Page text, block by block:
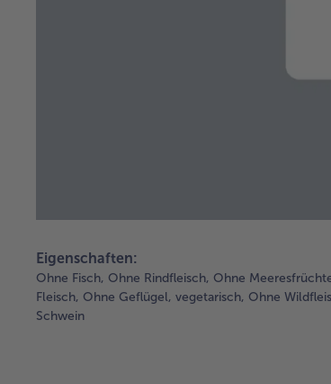
Eigenschaften:
Ohne Fisch, Ohne Rindfleisch, Ohne
Fleisch, Ohne Geflügel, vegetarisch, Ohne
Schwein